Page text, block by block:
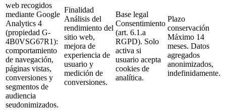
web recogidos
mediante Google
Analytics 4
(propiedad G-
4B0VSG67R1):
comportamiento
de navegación,
páginas vistas,
conversiones y
segmentos de
audiencia
seudonimizados.
Finalidad
Análisis del
rendimiento del
sitio web,
mejora de
experiencia de
usuario y
medición de
conversiones.
Base legal
Consentimiento
(art. 6.1.a
RGPD). Solo
activa si
usuario acepta
cookies de
analítica.
Plazo
conservación
Máximo 14
meses. Datos
agregados
anonimizados,
indefinidamente.